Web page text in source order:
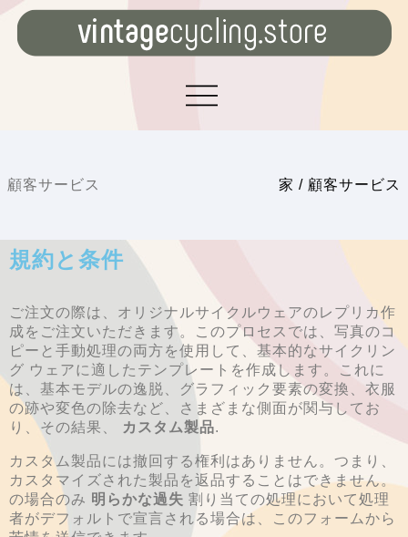
顧客サービス 家 / 顧客サービス
規約と条件
ご注文の際は、オリジナルサイクルウェアのレプリカ作
成をご注文いただきます。このプロセスでは、写真のコ
ピーと手動処理の両方を使用して、基本的なサイクリン
グ ウェアに適したテンプレートを作成します。これに
は、基本モデルの逸脱、グラフィック要素の変換、衣服
の跡や変色の除去など、さまざまな側面が関与してお
り、その結果、
カスタム製品.
カスタム製品には撤回する権利はありません。つまり、
カスタマイズされた製品を返品することはできません。
の場合のみ 明らかな過失 割り当ての処理において処理
者がデフォルトで宣言される場合は、このフォームから